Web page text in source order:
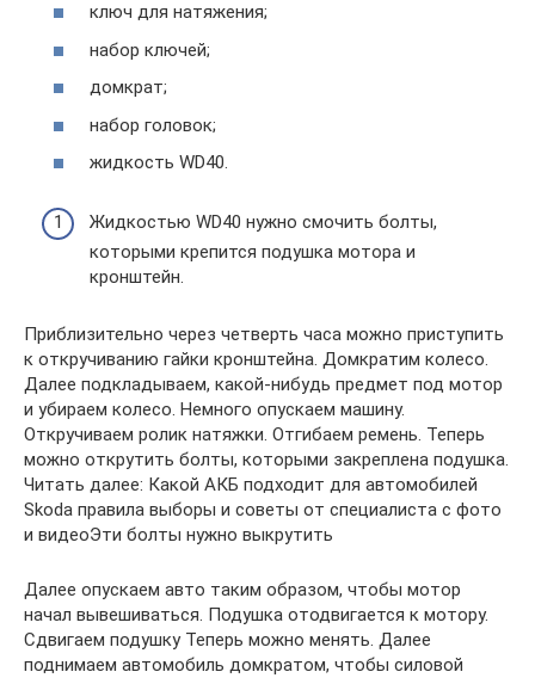
ключ для натяжения;
набор ключей;
домкрат;
набор головок;
жидкость WD40.
Жидкостью WD40 нужно смочить болты,
которыми крепится подушка мотора и
кронштейн.
Приблизительно через четверть часа можно приступить
к откручиванию гайки кронштейна. Домкратим колесо.
Далее подкладываем, какой-нибудь предмет под мотор
и убираем колесо. Немного опускаем машину.
Откручиваем ролик натяжки. Отгибаем ремень. Теперь
можно открутить болты, которыми закреплена подушка.
Читать далее: Какой АКБ подходит для автомобилей
Skoda правила выборы и советы от специалиста с фото
и видеоЭти болты нужно выкрутить
Далее опускаем авто таким образом, чтобы мотор
начал вывешиваться. Подушка отодвигается к мотору.
Сдвигаем подушку Теперь можно менять. Далее
поднимаем автомобиль домкратом, чтобы силовой